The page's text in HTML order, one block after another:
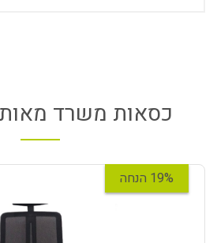
כסאות משרד
19% הנחה